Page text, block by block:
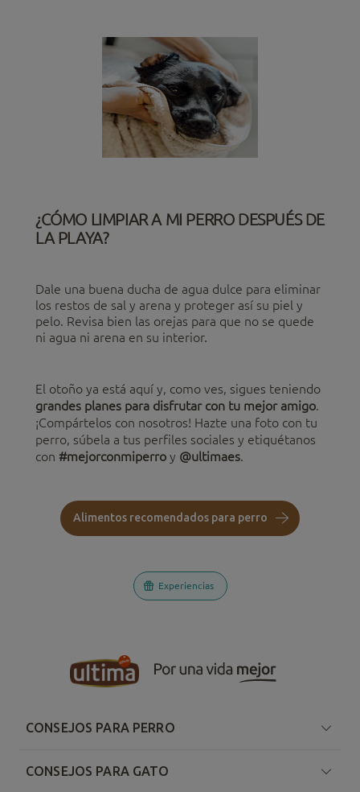
¿CÓMO LIMPIAR A MI PERRO DESPUÉS DE
LA PLAYA?
Dale una buena ducha de agua dulce para eliminar
los restos de sal y arena y proteger así su piel y
pelo. Revisa bien las orejas para que no se quede
ni agua ni arena en su interior.
El otoño ya está aquí y, como ves, sigues teniendo
grandes planes para disfrutar con tu mejor amigo
¡Compártelos con nosotros! Hazte una foto con tu
perro, súbela a tus perfiles sociales y etiquétanos
con #mejorconmiperro y @ultimaes
Alimentos recomendados para perro
Experiencias
CONSEJOS PARA PERRO
CONSEJOS PARA GATO